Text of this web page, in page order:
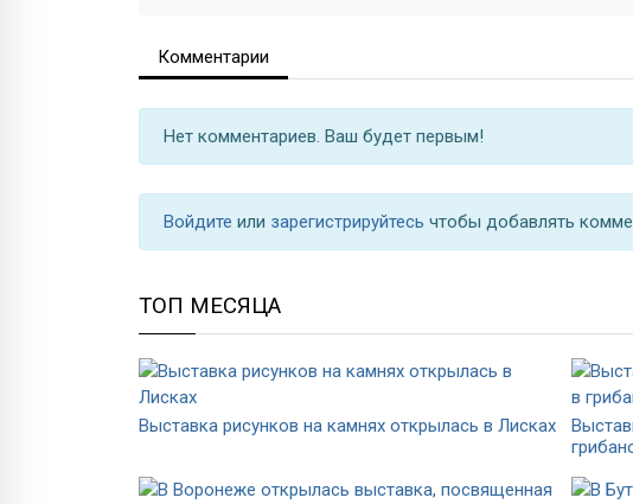
Комментарии
Нет комментариев. Ваш будет первым!
Войдите или зарегистрируйтесь чтобы добавлять
ТОП МЕСЯЦА
Выставка рисунков на камнях открылась в Лисках